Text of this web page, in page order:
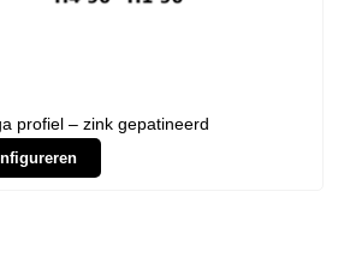
profiel – zink gepatineerd